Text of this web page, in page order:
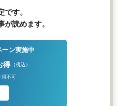
す。
読めます。
ン実施中
得 （税込）
用不可